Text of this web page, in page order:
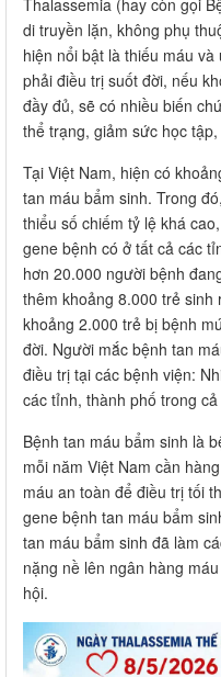
di truyền lặn, không phụ
hiện nổi bật là thiếu máu
phải điều trị suốt đời, nếu
đầy đủ, sẽ có nhiều biến
thể trạng, giảm sức học
Tại Việt Nam, hiện có
tan máu bẩm sinh. Trong
thiểu số chiếm tỷ lệ khá
gene bệnh có ở tất cả các
hơn 20.000 người bệnh
thêm khoảng 8.000 trẻ sinh
khoảng 2.000 trẻ bị bệnh
đời. Người mắc bệnh tan
điều trị tại các bệnh viện:
các tỉnh, thành phố trong
Bệnh tan máu bẩm sinh là
mỗi năm Việt Nam cần
máu an toàn để điều trị tối
gene bệnh tan máu bẩm
tan máu bẩm sinh đã làm
nặng nề lên ngân hàng
hội.